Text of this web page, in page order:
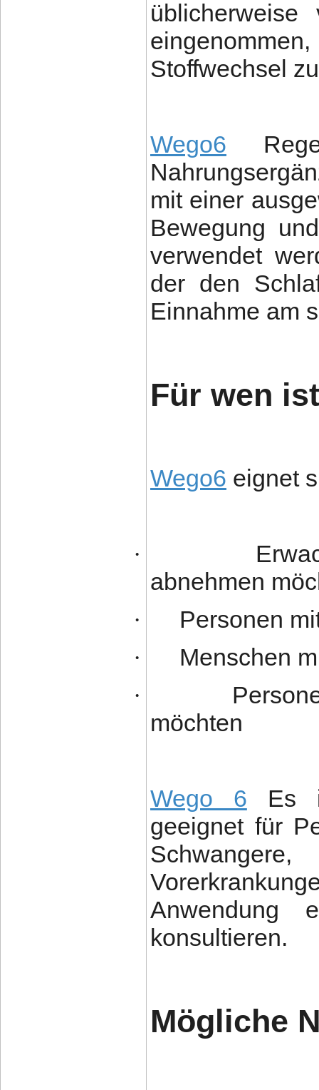
Stoffwechsel
Wego6
mit einer
Bewegung
verwendet
der den
Einnahme am
Für wen
Wego6 eignet
·
abnehmen
· Personen
· Menschen
·
möchten
Wego 6 Es
geeignet für
Anwendung
konsultieren.
Mögliche